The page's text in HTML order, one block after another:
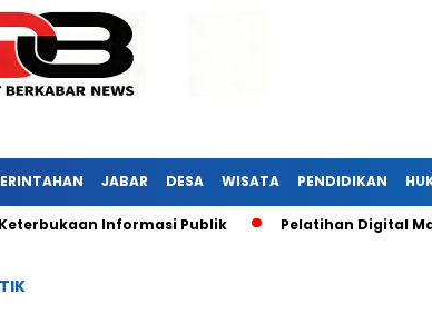
JABAR DESA WISATA PENDIDIKAN
Informasi Publik Pelatihan Digital